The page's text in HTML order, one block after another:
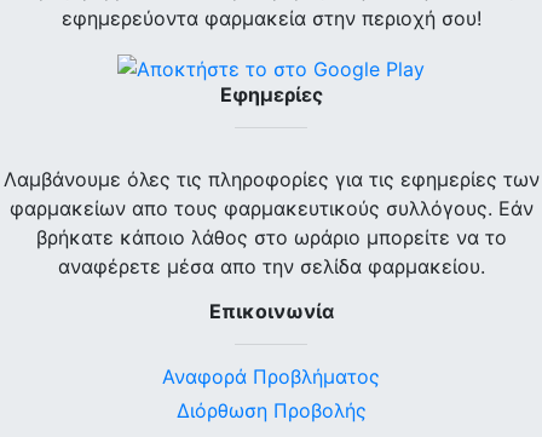
εφημερεύοντα φαρμακεία στην περιοχή σου!
Εφημερίες
Λαμβάνουμε όλες τις πληροφορίες για τις εφημερίες των
φαρμακείων απο τους φαρμακευτικούς συλλόγους. Εάν
βρήκατε κάποιο λάθος στο ωράριο μπορείτε να το
αναφέρετε μέσα απο την σελίδα φαρμακείου.
Επικοινωνία
Αναφορά Προβλήματος
Διόρθωση Προβολής